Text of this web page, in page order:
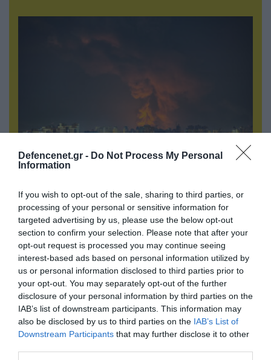
Defencenet.gr - Do Not Process My Personal
Information
If you wish to opt-out of the sale, sharing to third parties, or
processing of your personal or sensitive information for
targeted advertising by us, please use the below opt-out
section to confirm your selection. Please note that after your
opt-out request is processed you may continue seeing
interest-based ads based on personal information utilized by
us or personal information disclosed to third parties prior to
your opt-out. You may separately opt-out of the further
disclosure of your personal information by third parties on the
IAB’s list of downstream participants. This information may
also be disclosed by us to third parties on the IAB’s List of
Downstream Participants that may further disclose it to other
08.08.2026 | 14:02
υπερηχητικό 3M22 Zircon: Σοκαρισμένος
Ουκρανός κατέγραψε τη στιγμή (βίντεο)